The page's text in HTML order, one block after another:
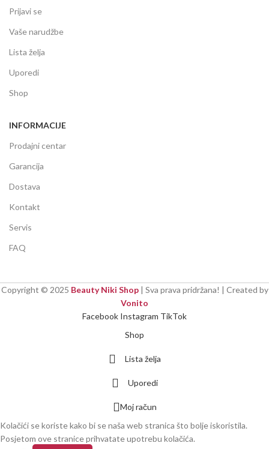
Prijavi se
Vaše narudžbe
Lista želja
Uporedi
Shop
INFORMACIJE
Prodajni centar
Garancija
Dostava
Kontakt
Servis
FAQ
Copyright © 2025 Beauty Niki Shop | Sva prava pridržana! | Created by
Vonito
Facebook Instagram TikTok
Shop
Lista želja
Uporedi
Moj račun
Kolačići se koriste kako bi se naša web stranica što bolje iskoristila.
Posjetom ove stranice prihvatate upotrebu kolačića.